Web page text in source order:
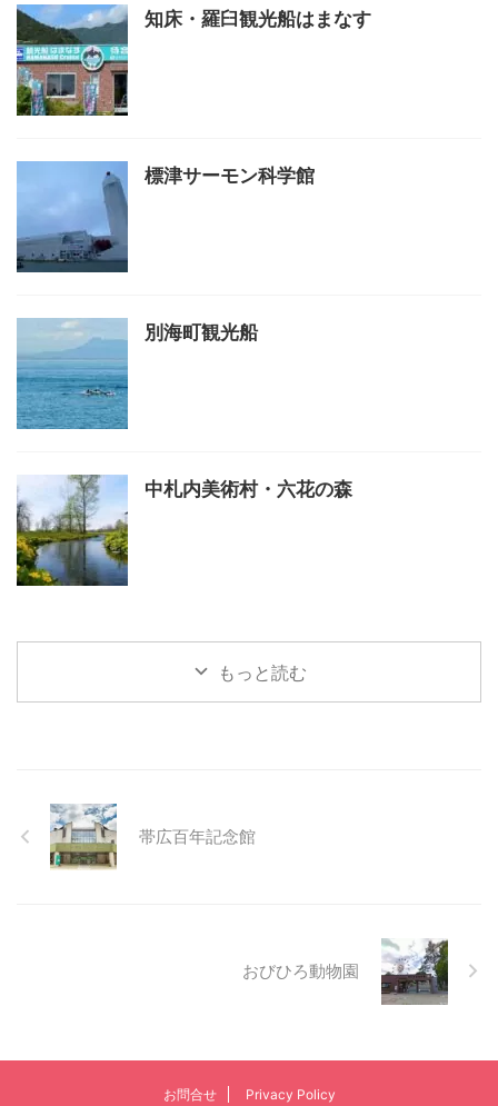
知床・羅臼観光船はまなす
標津サーモン科学館
別海町観光船
中札内美術村・六花の森
もっと読む
帯広百年記念館
おびひろ動物園
お問合せ Privacy Policy